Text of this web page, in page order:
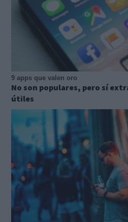
9 apps que valen oro
No son populares, pero sí
útiles